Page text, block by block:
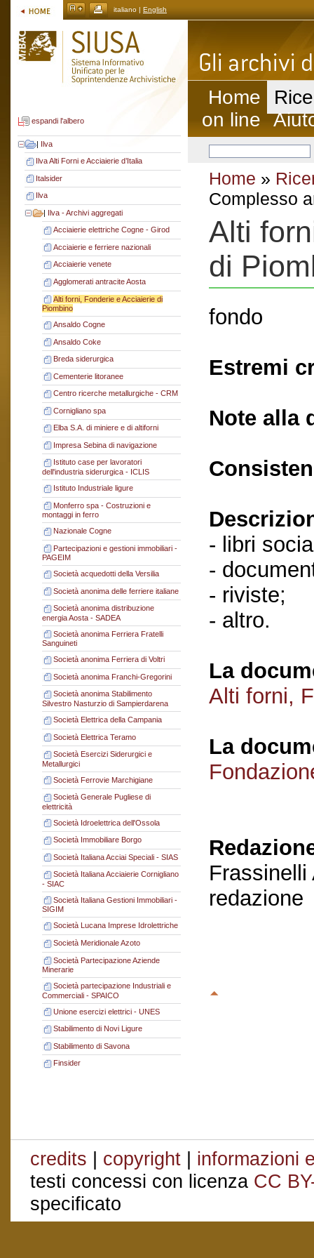
italiano | English
espandi l'albero
| Ilva
Ilva Alti Forni e Acciaierie d’Italia
Italsider
Ilva
| Ilva - Archivi aggregati
Acciaierie elettriche Cogne - Girod
Acciaierie e ferriere nazionali
Acciaierie venete
Agglomerati antracite Aosta
Alti forni, Fonderie e Acciaierie di
Piombino
Ansaldo Cogne
Ansaldo Coke
Breda siderurgica
Cementerie litoranee
Centro ricerche metallurgiche - CRM
Cornigliano spa
Elba S.A. di miniere e di altiforni
Impresa Sebina di navigazione
Istituto case per lavoratori
dell'industria siderurgica - ICLIS
Istituto Industriale ligure
Monferro spa - Costruzioni e
montaggi in ferro
Nazionale Cogne
Partecipazioni e gestioni immobiliari -
PAGEIM
Società acquedotti della Versilia
Società anonima delle ferriere italiane
Società anonima distribuzione
energia Aosta - SADEA
Società anonima Ferriera Fratelli
Sanguineti
Società anonima Ferriera di Voltri
Società anonima Franchi-Gregorini
Società anonima Stabilimento
Silvestro Nasturzio di Sampierdarena
Società Elettrica della Campania
Società Elettrica Teramo
Società Esercizi Siderurgici e
Metallurgici
Società Ferrovie Marchigiane
Società Generale Pugliese di
elettricità
Società Idroelettrica dell'Ossola
Società Immobiliare Borgo
Società Italiana Acciai Speciali - SIAS
Società Italiana Acciaierie Cornigliano
- SIAC
Società Italiana Gestioni Immobiliari -
SIGIM
Società Lucana Imprese Idrolettriche
Società Meridionale Azoto
Società Partecipazione Aziende
Minerarie
Società partecipazione Industriali e
Commerciali - SPAICO
Unione esercizi elettrici - UNES
Stabilimento di Novi Ligure
Stabilimento di Savona
Finsider
Home
on line
Home »
Complesso
Alti
di
fondo
Estremi
Note alla
- libri
-
- riviste;
- altro.
La
Alti forni,
La
Frassinelli
redazione
credits | copyright | informazioni
testi concessi con licenza CC
specificato